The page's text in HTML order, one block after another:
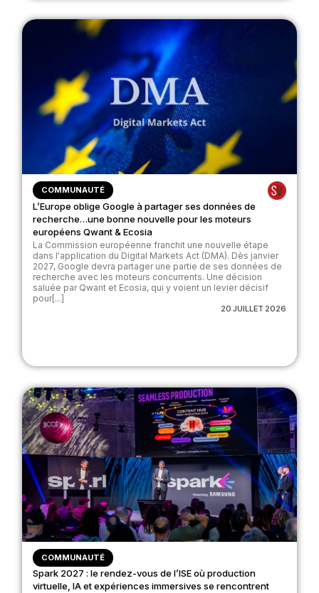
COMMUNAUTÉ
L’Europe oblige Google à partager ses données de
recherche…une bonne nouvelle pour les moteurs
européens Qwant & Ecosia
La Commission européenne franchit une nouvelle étape
dans l'application du Digital Markets Act (DMA). Dès janvier
2027, Google devra partager une partie de ses données de
recherche avec les moteurs concurrents. Une décision
saluée par Qwant et Ecosia, qui y voient un levier décisif
pour[...]
20 JUILLET 2026
COMMUNAUTÉ
Spark 2027 : le rendez-vous de l’ISE où production
virtuelle, IA et expériences immersives se rencontrent